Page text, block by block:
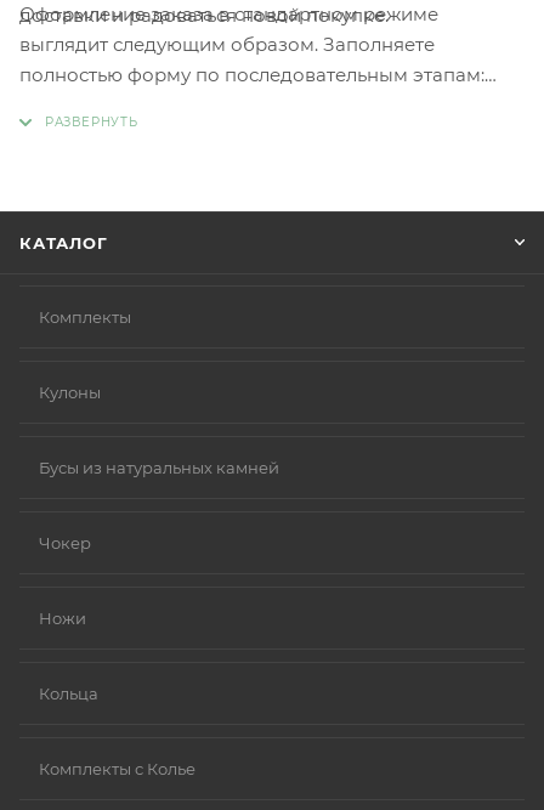
доставки и радоваться новой покупке.
Оформление заказа в стандартном режиме
выглядит следующим образом. Заполняете
полностью форму по последовательным этапам:
КАТАЛОГ
Комплекты
Кулоны
Бусы из натуральных камней
Чокер
Ножи
Кольца
Комплекты с Колье